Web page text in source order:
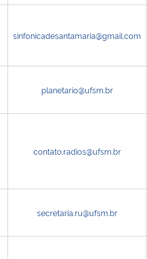
sinfonicadesantamaria@gmail.com
planetario@ufsm.br
contato.radios@ufsm.br
secretaria.ru@ufsm.br